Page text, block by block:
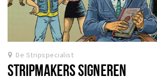
De Stripspecialist
STRIPMAKERS SIGNEREN